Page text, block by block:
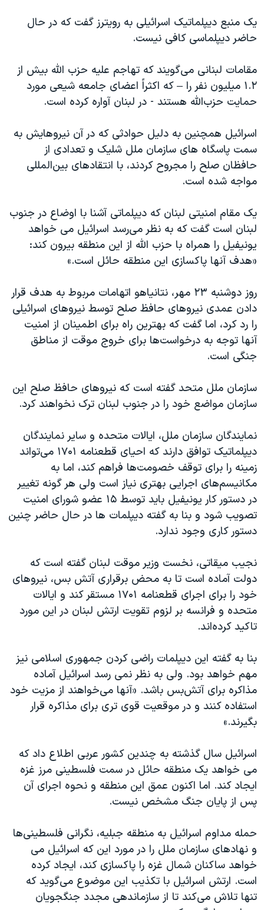
یک منبع دیپلماتیک اسرائیلی به رویترز گفت که در حال
حاضر دیپلماسی کافی نیست.
مقامات لبنانی می‌گویند که تهاجم علیه حزب الله بیش از
۱.۲ میلیون نفر را – که اکثراً اعضای جامعه شیعی مورد
حمایت حزب‌الله هستند - در لبنان آواره کرده است.
اسرائیل همچنین به دلیل حوادثی که در آن نیروهایش به
سمت پاسگاه های سازمان ملل شلیک و تعدادی از
حافظان صلح را مجروح کردند، با انتقادهای بین‌المللی
مواجه شده است.
یک مقام امنیتی لبنان که دیپلماتی آشنا با اوضاع در جنوب
لبنان است گفت که به نظر می‌رسد اسرائیل می خواهد
یونیفیل را همراه با حزب الله از این منطقه بیرون کند:
«هدف آنها پاکسازی این منطقه حائل است.»
روز دوشنبه ۲۳ مهر، نتانیاهو اتهامات مربوط به هدف قرار
دادن عمدی نیروهای حافظ صلح توسط نیروهای اسرائیلی
را رد کرد، اما گفت که بهترین راه برای اطمینان از امنیت
آنها توجه به درخواست‌ها برای خروج موقت از مناطق
جنگی است.
سازمان ملل متحد گفته است که نیروهای حافظ صلح این
سازمان مواضع خود را در جنوب لبنان ترک نخواهند کرد.
نمایندگان سازمان ملل، ایالات متحده و سایر نمایندگان
دیپلماتیک توافق دارند که احیای قطعنامه ۱۷۰۱ می‌تواند
زمینه را برای توقف خصومت‌ها فراهم کند، اما به
مکانیسم‌های اجرایی بهتری نیاز است ولی هر گونه تغییر
در دستور کار یونیفیل باید توسط ۱۵ عضو شورای امنیت
تصویب شود و بنا به گفته دیپلمات ها در حال حاضر چنین
دستور کاری وجود ندارد.
نجیب میقاتی، نخست وزیر موقت لبنان گفته است که
دولت آماده است تا به محض برقراری آتش بس، نیروهای
خود را برای اجرای قطعنامه ۱۷۰۱ مستقر کند و ایالات
متحده و فرانسه بر لزوم تقویت ارتش لبنان در این مورد
تاکید کرده‌اند.
بنا به گفته این دیپلمات راضی کردن جمهوری اسلامی نیز
مهم خواهد بود. ولی به نظر نمی رسد اسرائیل آماده
مذاکره برای آتش‌بس باشد. «آنها می‌خواهند از مزیت خود
استفاده کنند و در موقعیت قوی تری برای مذاکره قرار
بگیرند.»
اسرائیل سال گذشته به چندین کشور عربی اطلاع داد که
می خواهد یک منطقه حائل در سمت فلسطینی مرز غزه
ایجاد کند. اما اکنون عمق این منطقه و نحوه اجرای آن
پس از پایان جنگ مشخص نیست.
حمله مداوم اسرائیل به منطقه جبلیه، نگرانی فلسطینی‌ها
و نهادهای سازمان ملل را در مورد این که اسرائیل می
خواهد ساکنان شمال غزه را پاکسازی کند، ایجاد کرده
است. ارتش اسرائیل با تکذیب این موضوع می‌گوید که
تنها تلاش می‌کند تا از سازماندهی مجدد جنگجویان